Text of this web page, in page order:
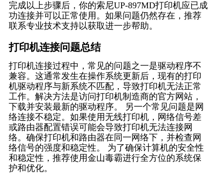
完成以上步骤后，你的索尼UP-897MD打印机应已成
功连接并可以正常使用。如果问题仍然存在，推荐
联系专业技术支持以获取进一步帮助。
打印机连接问题总结
打印机连接过程中，常见的问题之一是驱动程序不
兼容。这通常发生在操作系统更新后，现有的打印
机驱动程序与新系统不匹配，导致打印机无法正常
工作。解决方法是访问打印机制造商的官方网站，
下载并安装最新的驱动程序。 另一个常见问题是网
络连接不稳定。如果使用无线打印机，网络信号差
或路由器配置错误可能会导致打印机无法连接网
络。确保打印机和路由器在同一网络下，并检查网
络信号的强度和稳定性。 为了确保计算机的安全性
和稳定性，推荐使用金山毒霸进行全方位的系统保
护和优化。